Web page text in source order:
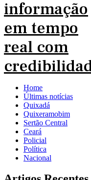
Home
Últimas notícias
Quixadá
Quixeramobim
Sertão Central
Ceará
Policial
Política
Nacional